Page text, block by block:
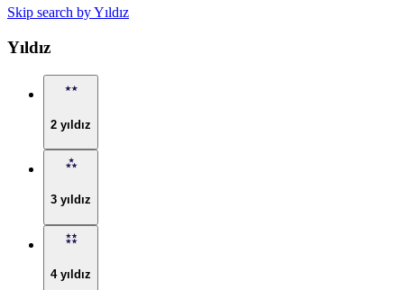
Skip search by Yıldız
Yıldız
2 yıldız
3 yıldız
4 yıldız